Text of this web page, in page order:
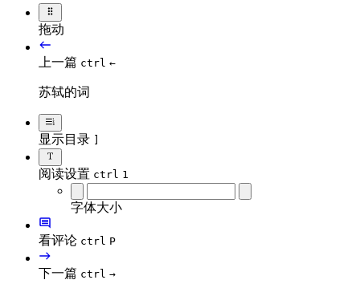
拖动
上一篇 ctrl ←
苏轼的词
显示目录
阅读设置 ctrl 1
字体大小
看评论 ctrl P
下一篇 ctrl →